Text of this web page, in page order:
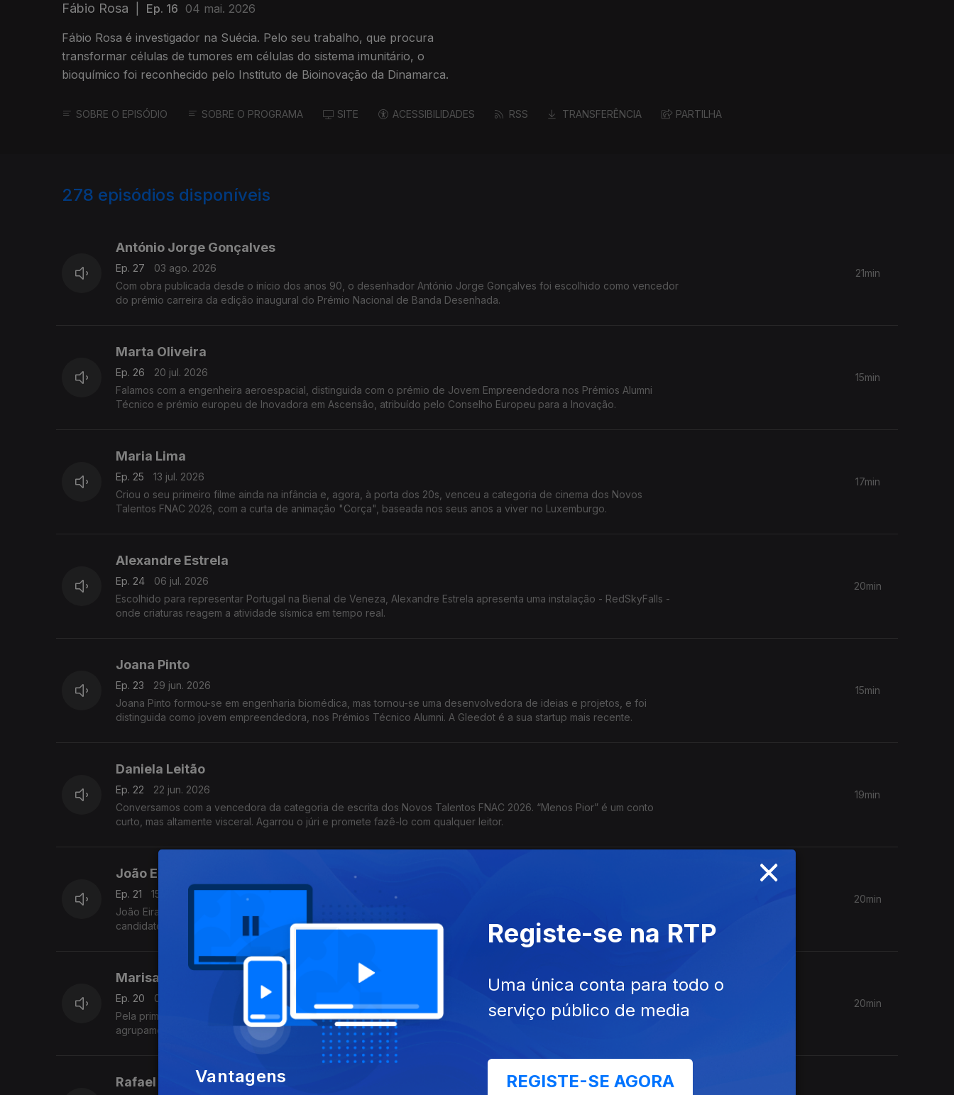
Fábio Rosa Ep. 16 04 mai. 2026
Fábio Rosa é investigador na Suécia. Pelo seu trabalho, que procura
transformar células de tumores em células do sistema imunitário, o
bioquímico foi reconhecido pelo Instituto de Bioinovação da Dinamarca.
SOBRE O EPISÓDIO SOBRE O PROGRAMA SITE ACESSIBILIDADES RSS TRANSFERÊNCIA PARTILHA
278 episódios disponíveis
António Jorge Gonçalves
Ep. 27
03 ago. 2026
Com obra publicada desde o início dos anos 90, o desenhador António Jorge Gonçalves foi escolhido como vencedor
do prémio carreira da edição inaugural do Prémio Nacional de Banda Desenhada.
21min
Marta Oliveira
Ep. 26
20 jul. 2026
Falamos com a engenheira aeroespacial, distinguida com o prémio de Jovem Empreendedora nos Prémios Alumni
Técnico e prémio europeu de Inovadora em Ascensão, atribuído pelo Conselho Europeu para a Inovação.
15min
Maria Lima
Ep. 25
13 jul. 2026
Criou o seu primeiro filme ainda na infância e, agora, à porta dos 20s, venceu a categoria de cinema dos Novos
Talentos FNAC 2026, com a curta de animação "Corça", baseada nos seus anos a viver no Luxemburgo.
17min
Alexandre Estrela
Ep. 24
06 jul. 2026
Escolhido para representar Portugal na Bienal de Veneza, Alexandre Estrela apresenta uma instalação - RedSkyFalls -
onde criaturas reagem a atividade sísmica em tempo real.
20min
Joana Pinto
Ep. 23
29 jun. 2026
Joana Pinto formou-se em engenharia biomédica, mas tornou-se uma desenvolvedora de ideias e projetos, e foi
distinguida como jovem empreendedora, nos Prémios Técnico Alumni. A Gleedot é a sua startup mais recente.
15min
Daniela Leitão
Ep. 22
22 jun. 2026
Conversamos com a vencedora da categoria de escrita dos Novos Talentos FNAC 2026. “Menos Pior” é um conto
curto, mas altamente visceral. Agarrou o júri e promete fazê-lo com qualquer leitor.
19min
João Eiras Antunes
Ep. 21
15 jun. 2026
João Eiras Antunes foi vencedor da categoria de videojogos dos Novos Talentos FNAC 2026. O jogo com que se
candidatou, Employee 925, explora o mundo do trabalho numa perspetiva de terror psicológico.
20min
Marisa Teixeira
Ep. 20
08 jun. 2026
Pela primeira vez, o Global Teacher Prize Portugal foi atribuído a uma educadora de infância: Marisa Teixeira, do
agrupamento de escolas de Alpendorada, acredita que as crianças podem mudar um território.
20min
Rafael Pinto
×
Vantagens
Registe-se na RTP
Uma única conta para todo o
serviço público de media
REGISTE-SE AGORA